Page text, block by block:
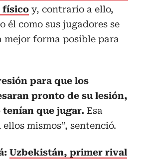
físico y, contrario a ello,
él como sus jugadores se
mejor forma posible para
para que los
pronto de su lesión,
que jugar. Esa
mismos”, sentenció.
Uzbekistán, primer rival